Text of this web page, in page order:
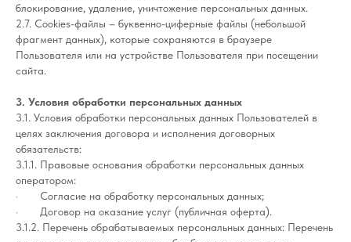
блокирование, удаление, уничтожение персональных данных.
2.7. Cookies-файлы – буквенно-циферные файлы (небольшой
фрагмент данных), которые сохраняются в браузере
Пользователя или на устройстве Пользователя при посещении
сайта.
3. Условия обработки персональных данных
3.1. Условия обработки персональных данных Пользователей в
целях заключения договора и исполнения договорных
обязательств:
3.1.1. Правовые основания обработки персональных данных
оператором:
· Согласие на обработку персональных данных;
· Договор на оказание услуг (публичная оферта).
3.1.2. Перечень обрабатываемых персональных данных: Перечень